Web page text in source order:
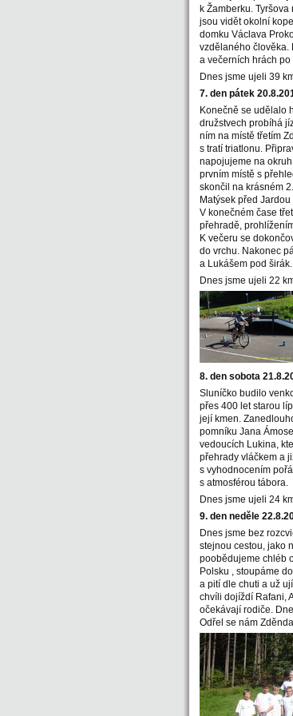
k Žamberku.
jsou vidět okolní
domku Václava
vzdělaného člověka.
a večerních hrách
Dnes jsme ujeli 39
7. den pátek
Konečně se udělalo
družstvech probíhá
ním na místě třetím
s tratí triatlonu.
napojujeme na
prvním místě s
skončil na krásném
Matýsek před
V konečném čase
přehradě,
K večeru se
do vrchu. Nakonec
a Lukášem pod
Dnes jsme ujeli 22
8. den sobota
Sluníčko budilo
přes 400 let starou
její kmen.
pomníku Jana
vedoucích Lukina,
přehrady vláčkem a
s vyhodnocením
s atmosférou tábora.
Dnes jsme ujeli 24
9. den neděle
Dnes jsme bez
stejnou cestou, jako
poobědujeme chléb
Polsku , stoupáme
a pití dle chuti a už
chvíli dojíždí Rafani,
očekávají rodiče.
Odřel se nám